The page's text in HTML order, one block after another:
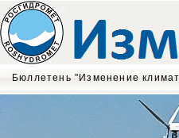
Бюллетень "Изменение